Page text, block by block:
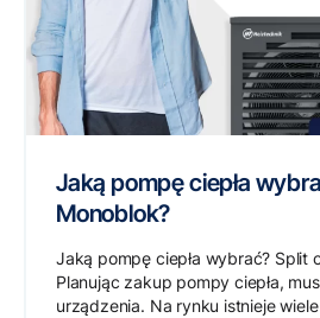
Jaką pompę ciepła
Monoblok?
Jaką pompę ciepła wybrać? Split
Planując zakup pompy ciepła,
urządzenia. Na rynku istnieje